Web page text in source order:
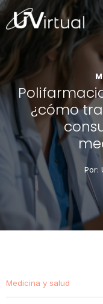
¿cómo
Por:
Medicina y salud